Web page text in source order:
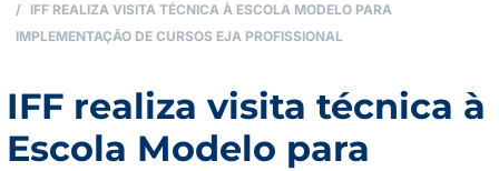
IFF REALIZA VISITA TÉCNICA À ESCOLA MODELO PARA
IMPLEMENTAÇÃO DE CURSOS EJA PROFISSIONAL
IFF realiza visita técnica à
Escola Modelo para